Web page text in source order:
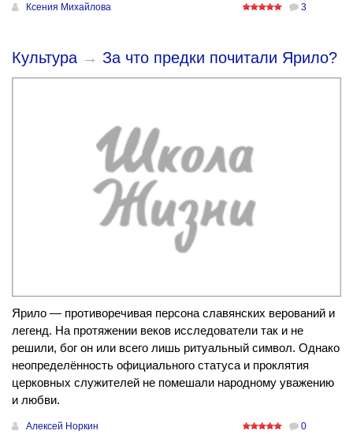
Ксения Михайлова 3
Культура → За что предки почитали Ярило?
Ярило — противоречивая персона славянских верований и
легенд. На протяжении веков исследователи так и не
решили, бог он или всего лишь ритуальный символ. Однако
неопределённость официального статуса и проклятия
церковных служителей не помешали народному уважению
и любви.
Алексей Норкин 0